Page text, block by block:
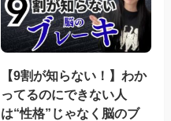
【9割が知らない！】わか
ってるのにできない人
は“性格”じゃなく脳のブ